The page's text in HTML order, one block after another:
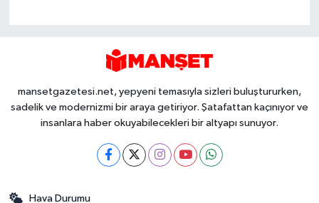
mansetgazetesi.net, yepyeni temasıyla sizleri buluştururken,
sadelik ve modernizmi bir araya getiriyor. Şatafattan kaçınıyor ve
insanlara haber okuyabilecekleri bir altyapı sunuyor.
Hava Durumu